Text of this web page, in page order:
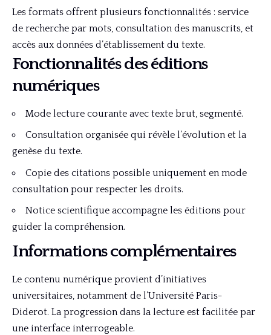
Les formats offrent plusieurs fonctionnalités : service
de recherche par mots, consultation des manuscrits, et
accès aux données d’établissement du texte.
Fonctionnalités des éditions
numériques
Mode lecture courante avec texte brut, segmenté.
Consultation organisée qui révèle l’évolution et la
genèse du texte.
Copie des citations possible uniquement en mode
consultation pour respecter les droits.
Notice scientifique accompagne les éditions pour
guider la compréhension.
Informations complémentaires
Le contenu numérique provient d’initiatives
universitaires, notamment de l’Université Paris-
Diderot. La progression dans la lecture est facilitée par
une interface interrogeable.